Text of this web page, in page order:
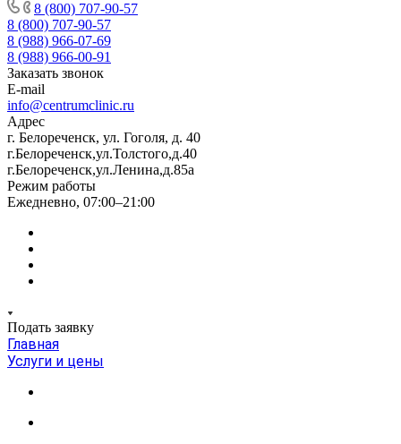
8 (800) 707-90-57
8 (800) 707-90-57
8 (988) 966-07-69
8 (988) 966-00-91
Заказать звонок
E-mail
info@centrumclinic.ru
Адрес
г. Белореченск, ул. Гоголя, д. 40
г.Белореченск,ул.Толстого,д.40
г.Белореченск,ул.Ленина,д.85а
Режим работы
Ежедневно, 07:00–21:00
Подать заявку
Главная
Услуги и цены